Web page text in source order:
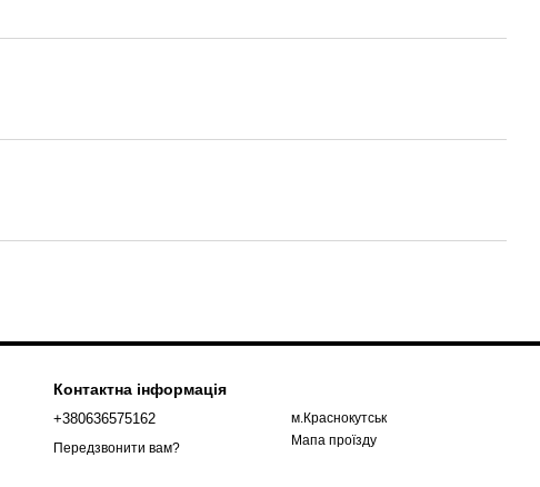
Контактна інформація
+380636575162
Передзвонити вам?
м.Краснокутськ
Мапа проїзду